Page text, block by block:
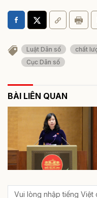
Luật Dân số chất
Cục Dân số
BÀI LIÊN QUAN